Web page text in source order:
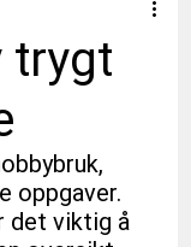
trygt
oppgaver.
det viktig å